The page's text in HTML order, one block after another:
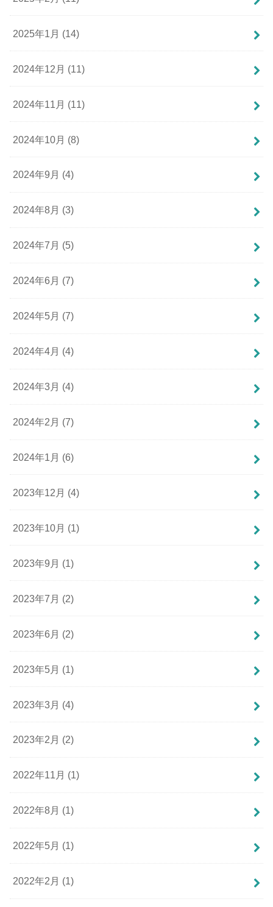
2025年1月 (14)
2024年12月 (11)
2024年11月 (11)
2024年10月 (8)
2024年9月 (4)
2024年8月 (3)
2024年7月 (5)
2024年6月 (7)
2024年5月 (7)
2024年4月 (4)
2024年3月 (4)
2024年2月 (7)
2024年1月 (6)
2023年12月 (4)
2023年10月 (1)
2023年9月 (1)
2023年7月 (2)
2023年6月 (2)
2023年5月 (1)
2023年3月 (4)
2023年2月 (2)
2022年11月 (1)
2022年8月 (1)
2022年5月 (1)
2022年2月 (1)